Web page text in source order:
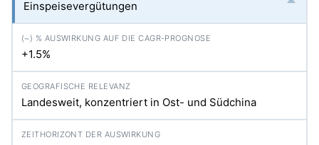
Einspeisevergütungen
+1.5%
Landesweit, konzentriert in Ost- und Südchina